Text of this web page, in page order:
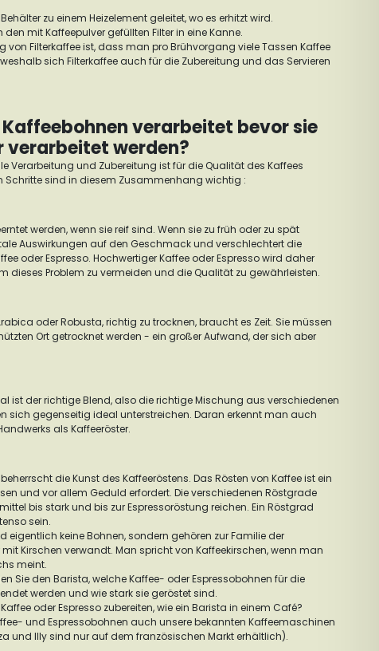
zu einem Heizelement geleitet, wo es erhitzt wird.
mit Kaffeepulver gefüllten Filter in eine Kanne.
von Filterkaffee ist, dass man pro Brühvorgang viele Tassen Kaffee
sich Filterkaffee auch für die Zubereitung und das Servieren
verarbeitet bevor sie
verarbeitet werden?
Verarbeitung und Zubereitung ist für die Qualität des Kaffees
Schritte sind in diesem Zusammenhang wichtig :
werden, wenn sie reif sind. Wenn sie zu früh oder zu spät
Auswirkungen auf den Geschmack und verschlechtert die
oder Espresso. Hochwertiger Kaffee oder Espresso wird daher
dieses Problem zu vermeiden und die Qualität zu gewährleisten.
oder Robusta, richtig zu trocknen, braucht es Zeit. Sie müssen
Ort getrocknet werden - ein großer Aufwand, der sich aber
ist der richtige Blend, also die richtige Mischung aus verschiedenen
sich gegenseitig ideal unterstreichen. Daran erkennt man auch
als Kaffeeröster.
die Kunst des Kaffeeröstens. Das Rösten von Kaffee ist ein
und vor allem Geduld erfordert. Die verschiedenen Röstgrade
bis stark und bis zur Espressoröstung reichen. Ein Röstgrad
sein.
eigentlich keine Bohnen, sondern gehören zur Familie der
Kirschen verwandt. Man spricht von Kaffeekirschen, wenn man
meint.
Sie den Barista, welche Kaffee- oder Espressobohnen für die
werden und wie stark sie geröstet sind.
oder Espresso zubereiten, wie ein Barista in einem Café?
und Espressobohnen auch unsere bekannten Kaffeemaschinen
und Illy sind nur auf dem französischen Markt erhältlich).